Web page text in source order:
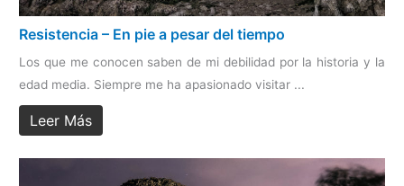
Resistencia – En pie a pesar del tiempo
Los que me conocen saben de mi debilidad por la historia y la
edad media. Siempre me ha apasionado visitar ...
Leer Más